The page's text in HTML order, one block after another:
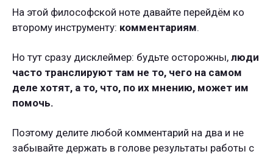
На этой философской ноте давайте перейдём ко
второму инструменту: комментариям.
Но тут сразу дисклеймер: будьте осторожны, люди
часто транслируют там не то, чего на самом
деле хотят, а то, что, по их мнению, может им
помочь.
Поэтому делите любой комментарий на два и не
забывайте держать в голове результаты работы с